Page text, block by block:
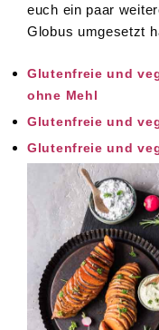
euch ein paar
Globus umgesetzt
Glutenfreie und
ohne Mehl
Glutenfreie und
Glutenfreie und